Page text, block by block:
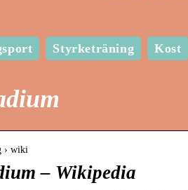
Styrketräning Kost
› wiki
– Wikipedia